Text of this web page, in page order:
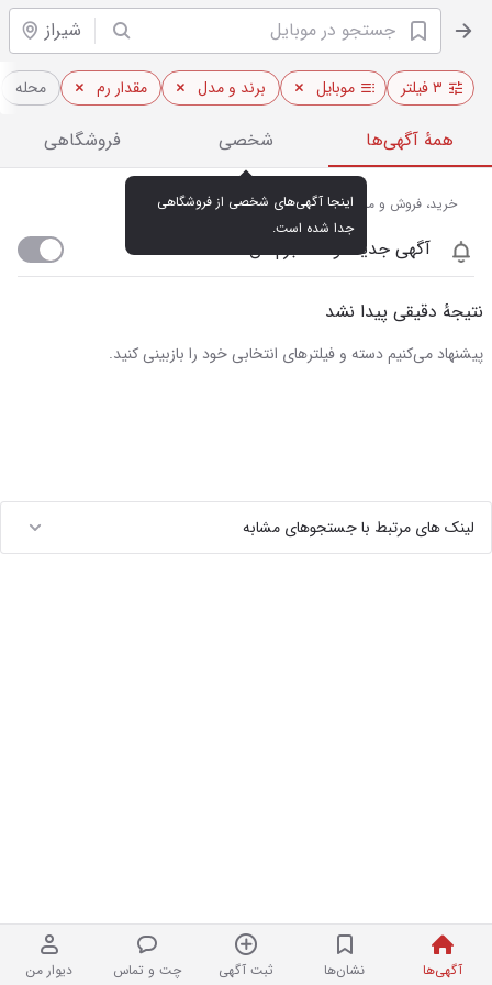
شیراز
آگهی‌ها نشان‌ها ثبت آگهی چت و تماس دیوار من
۳ فیلتر موبایل برند و مدل مقدار رم محله
همهٔ آگهی‌ها شخصی فروشگاهی
جدا شده است.
خرید، فروش و مشاهده قیمت روز موبایل در شیراز
آگهی جدید اومد خبرم کن
نتیجهٔ دقیقی پیدا نشد
پیشنهاد می‌کنیم دسته و فیلترهای انتخابی خود را بازبینی کنید.
لینک های مرتبط با جستجوهای مشابه